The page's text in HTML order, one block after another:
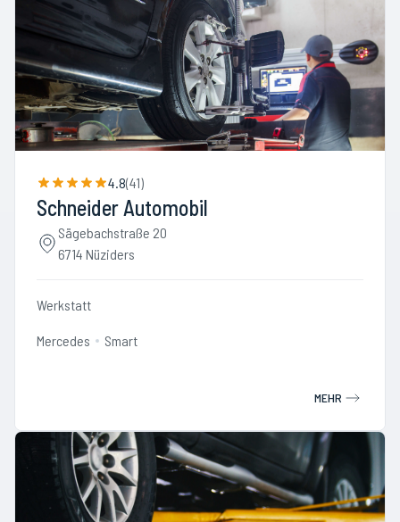
4.8(41)
Schneider Automobil
Sägebachstraße 20
6714 Nüziders
Werkstatt
Mercedes Smart
MEHR